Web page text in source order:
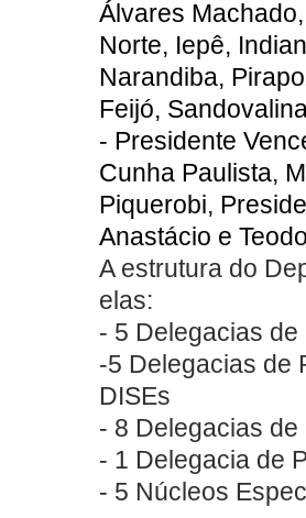
Álvares
Norte, Iepê,
Narandiba,
Feijó,
- Presidente
Cunha Paulista,
Piquerobi,
Anastácio e
A estrutura do
elas:
- 5 Delegacias
-5 Delegacias de
DISEs
- 8 Delegacias
- 1 Delegacia de
- 5 Núcleos